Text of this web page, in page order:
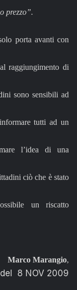
prezzo”.
porta avanti con
raggiungimento di
sono sensibili ad
tutti ad un
l’idea di una
ciò che è stato
un riscatto
Marco Marangio,
8 NOV 2009